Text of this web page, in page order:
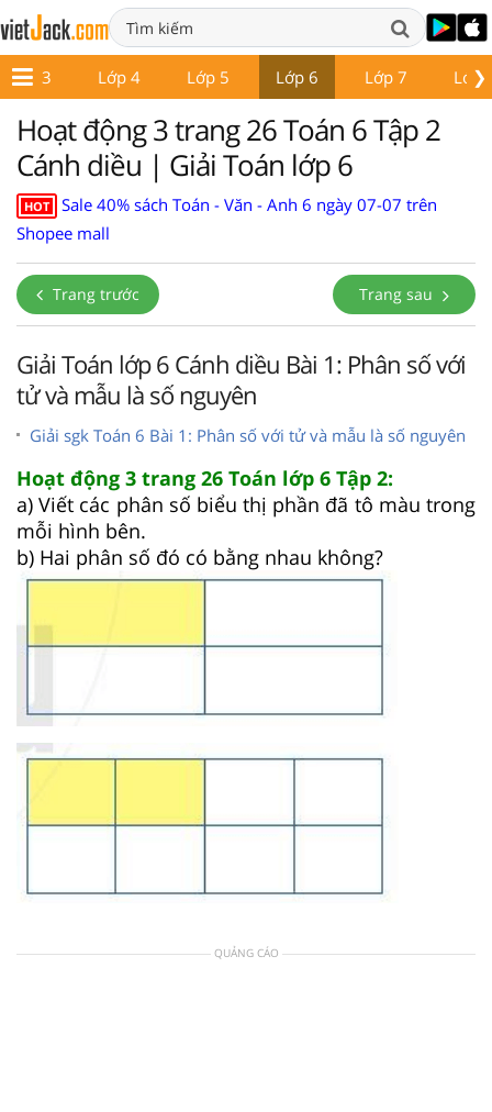
❯
Lớp 3 Lớp 4 Lớp 5 Lớp 6 Lớp 7 Lớp
Hoạt động 3 trang 26 Toán 6 Tập 2
Cánh diều | Giải Toán lớp 6
HOT
Sale 40% sách Toán - Văn - Anh 6 ngày 07-07 trên
Shopee mall
Trang trước Trang sau
Giải Toán lớp 6 Cánh diều Bài 1: Phân số với
tử và mẫu là số nguyên
Giải sgk Toán 6 Bài 1: Phân số với tử và mẫu là số nguyên
Hoạt động 3 trang 26 Toán lớp 6 Tập 2:
a) Viết các phân số biểu thị phần đã tô màu trong
mỗi hình bên.
b) Hai phân số đó có bằng nhau không?
QUẢNG CÁO